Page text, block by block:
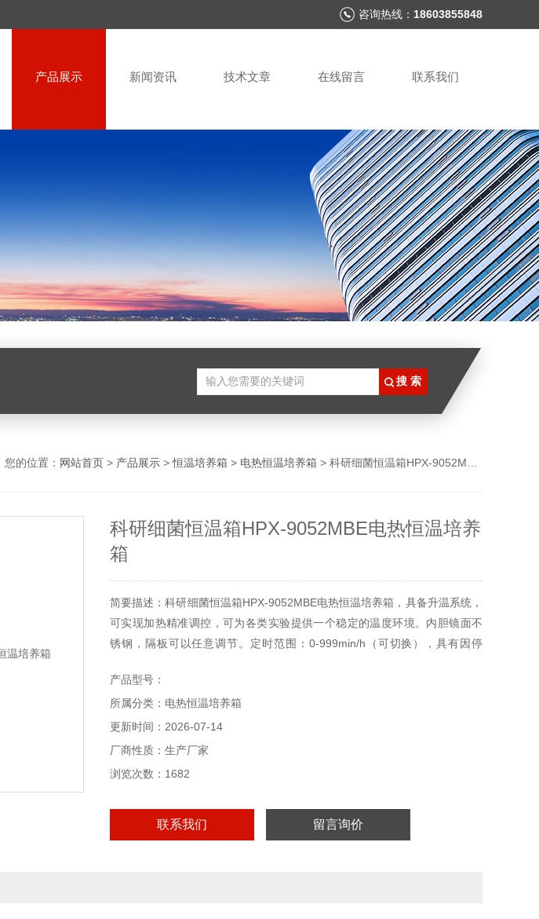
咨询热线： 18603855848
产品展示 新闻资讯 技术文章 在线留言 联系我们
您的位置： 网站首页 > 产品展示 >恒温培养箱 > 电热恒温培养箱 > 科研细菌恒温箱HPX-9052MBE电热恒温培养箱
科研细菌恒温箱HPX-9052MBE电热恒温培养
箱
简要描述：科研细菌恒温箱HPX-9052MBE电热恒温培养箱，具备升温系统，
可实现加热精准调控，可为各类实验提供一个稳定的温度环境。内胆镜面不
锈钢，隔板可以任意调节。定时范围：0-999min/h（可切换），具有因停
产品型号：
所属分类：电热恒温培养箱
更新时间：2026-07-14
厂商性质：生产厂家
浏览次数：1682
联系我们 留言询价